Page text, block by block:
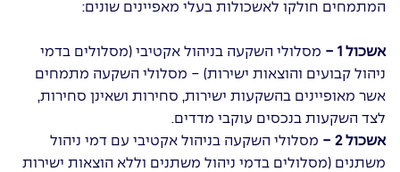
המתמחים חולקו לאשכולות בעלי מאפיינים שונים:
אשכול 1 -
מסלולי השקעה בניהול אקטיבי (מסלולים בדמי
ניהול קבועים והוצאות ישירות) - מסלולי השקעה מתמחים
אשר מאופיינים בהשקעות ישירות, סחירות ושאינן סחירות,
לצד השקעות בנכסים עוקבי מדדים.
אשכול 2 -
מסלולי השקעה בניהול אקטיבי עם דמי ניהול
משתנים (מסלולים בדמי ניהול משתנים וללא הוצאות ישירות